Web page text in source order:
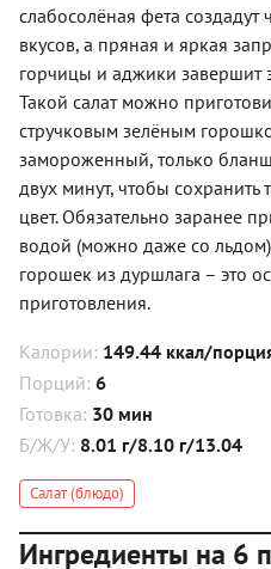
слабосолёная фета создадут
вкусов, а пряная и яркая
горчицы и аджики завершит
Такой салат можно
стручковым зелёным
замороженный, только
двух минут, чтобы сохранить
цвет. Обязательно заранее
водой (можно даже со
горошек из дуршлага – это
приготовления.
Калории: 149.44 ккал/
Порций: 6
Готовка: 30 мин
Б/Ж/У: 8.01 г/8.10 г/13.04
Салат (блюдо)
Ингредиенты на 6